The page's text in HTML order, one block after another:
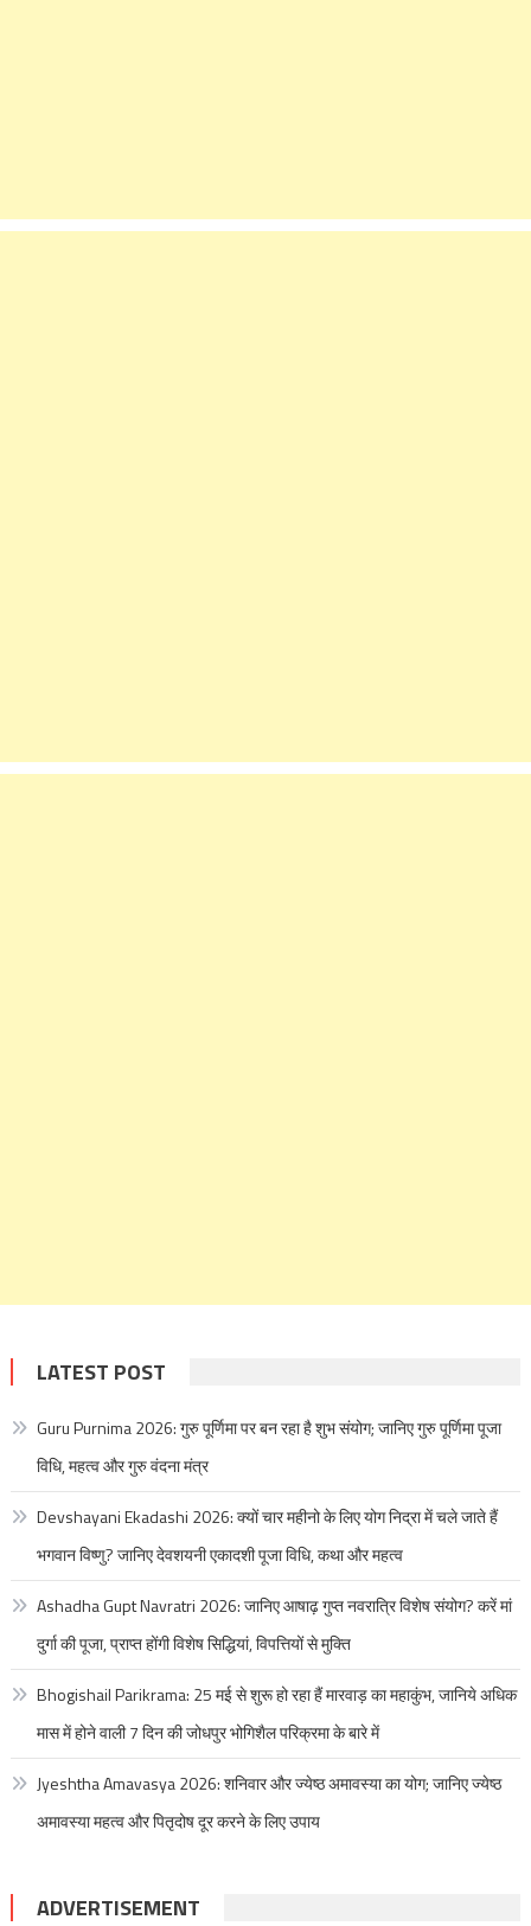
LATEST POST
Guru Purnima 2026: गुरु पूर्णिमा पर बन रहा है शुभ संयोग; जानिए गुरु पूर्णिमा पूजा
विधि, महत्व और गुरु वंदना मंत्र
Devshayani Ekadashi 2026: क्यों चार महीनो के लिए योग निद्रा में चले जाते हैं
भगवान विष्णु? जानिए देवशयनी एकादशी पूजा विधि, कथा और महत्व
Ashadha Gupt Navratri 2026: जानिए आषाढ़ गुप्त नवरात्रि विशेष संयोग? करें मां
दुर्गा की पूजा, प्राप्त होंगी विशेष सिद्धियां, विपत्तियों से मुक्ति
Bhogishail Parikrama: 25 मई से शुरू हो रहा हैं मारवाड़ का महाकुंभ, जानिये अधिक
मास में होने वाली 7 दिन की जोधपुर भोगिशैल परिक्रमा के बारे में
Jyeshtha Amavasya 2026: शनिवार और ज्येष्ठ अमावस्या का योग; जानिए ज्येष्ठ
अमावस्या महत्व और पितृदोष दूर करने के लिए उपाय
ADVERTISEMENT